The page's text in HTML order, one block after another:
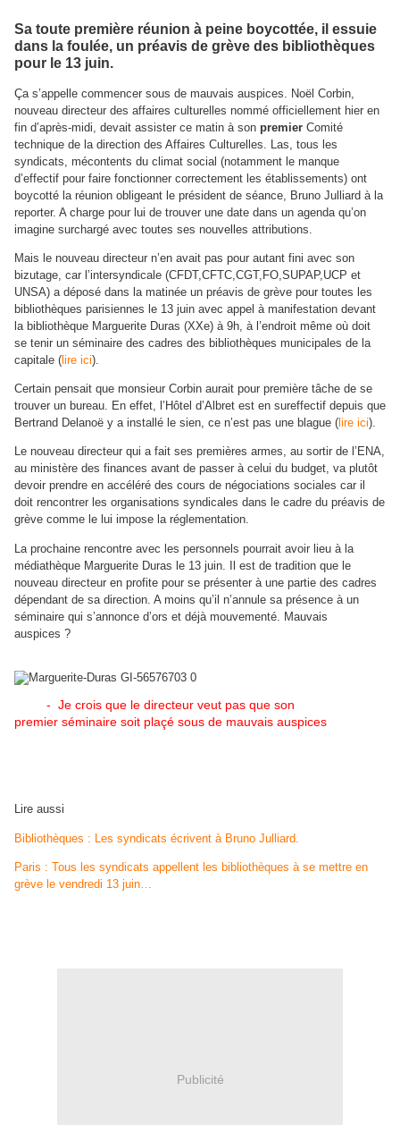
Sa toute première réunion à peine boycottée, il essuie
dans la foulée, un préavis de grève des bibliothèques
pour le 13 juin.
Ça s’appelle commencer sous de mauvais auspices. Noël Corbin,
nouveau directeur des affaires culturelles nommé officiellement hier en
fin d’après-midi, devait assister ce matin à son premier Comité
technique de la direction des Affaires Culturelles. Las, tous les
syndicats, mécontents du climat social (notamment le manque
d’effectif pour faire fonctionner correctement les établissements) ont
boycotté la réunion obligeant le président de séance, Bruno Julliard à la
reporter. A charge pour lui de trouver une date dans un agenda qu’on
imagine surchargé avec toutes ses nouvelles attributions.
Mais le nouveau directeur n’en avait pas pour autant fini avec son
bizutage, car l’intersyndicale (CFDT,CFTC,CGT,FO,SUPAP,UCP et
UNSA) a déposé dans la matinée un préavis de grève pour toutes les
bibliothèques parisiennes le 13 juin avec appel à manifestation devant
la bibliothèque Marguerite Duras (XXe) à 9h, à l’endroit même où doit
se tenir un séminaire des cadres des bibliothèques municipales de la
capitale ( lire ici).
Certain pensait que monsieur Corbin aurait pour première tâche de se
trouver un bureau. En effet, l’Hôtel d’Albret est en sureffectif depuis que
Bertrand Delanoë y a installé le sien, ce n’est pas une blague ( lire ici).
Le nouveau directeur qui a fait ses premières armes, au sortir de l’ENA,
au ministère des finances avant de passer à celui du budget, va plutôt
devoir prendre en accéléré des cours de négociations sociales car il
doit rencontrer les organisations syndicales dans le cadre du préavis de
grève comme le lui impose la réglementation.
La prochaine rencontre avec les personnels pourrait avoir lieu à la
médiathèque Marguerite Duras le 13 juin. Il est de tradition que le
nouveau directeur en profite pour se présenter à une partie des cadres
dépendant de sa direction. A moins qu’il n’annule sa présence à un
séminaire qui s’annonce d’ors et déjà mouvementé. Mauvais
auspices ?
- Je crois que le directeur veut pas que son
premier séminaire soit plaçé sous de mauvais auspices
Lire aussi
Bibliothèques : Les syndicats écrivent à Bruno Julliard.
Paris : Tous les syndicats appellent les bibliothèques à se mettre en
grève le vendredi 13 juin…
Publicité